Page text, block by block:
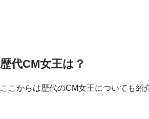
歴代CM女王は？
ここからは歴代のCM女王についても紹